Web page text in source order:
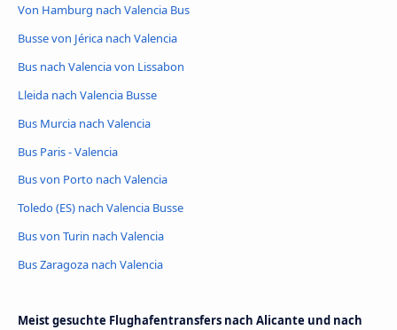
Von Hamburg nach Valencia Bus
Busse von Jérica nach Valencia
Bus nach Valencia von Lissabon
Lleida nach Valencia Busse
Bus Murcia nach Valencia
Bus Paris - Valencia
Bus von Porto nach Valencia
Toledo (ES) nach Valencia Busse
Bus von Turin nach Valencia
Bus Zaragoza nach Valencia
Meist gesuchte Flughafentransfers nach Alicante und nach